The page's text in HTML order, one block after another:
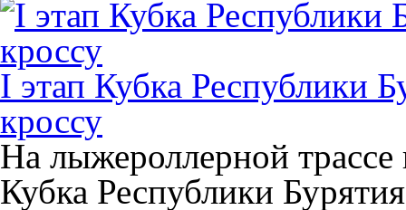
I этап Кубка Республики
кроссу
На лыжероллерной трассе
Кубка Республики